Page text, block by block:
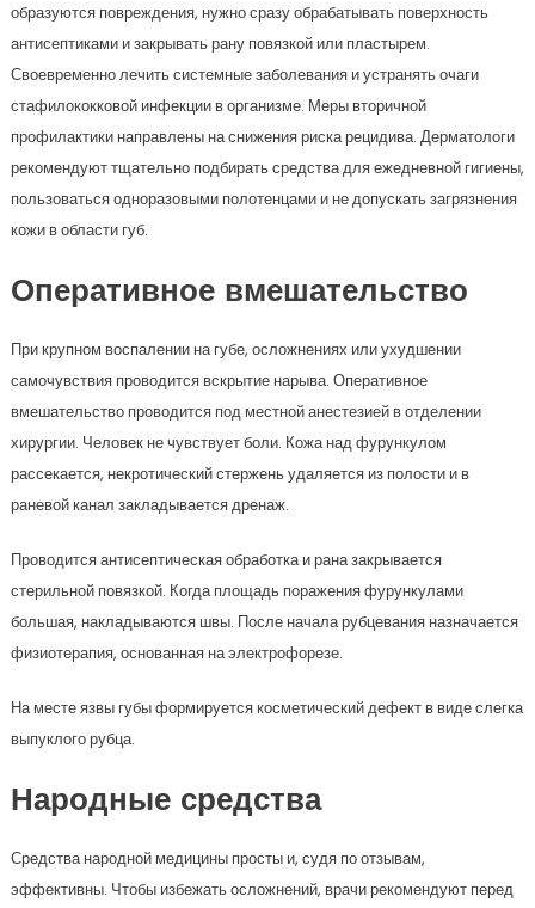
образуются повреждения, нужно сразу обрабатывать поверхность
антисептиками и закрывать рану повязкой или пластырем.
Своевременно лечить системные заболевания и устранять очаги
стафилококковой инфекции в организме. Меры вторичной
профилактики направлены на снижения риска рецидива. Дерматологи
рекомендуют тщательно подбирать средства для ежедневной гигиены,
пользоваться одноразовыми полотенцами и не допускать загрязнения
кожи в области губ.
Оперативное вмешательство
При крупном воспалении на губе, осложнениях или ухудшении
самочувствия проводится вскрытие нарыва. Оперативное
вмешательство проводится под местной анестезией в отделении
хирургии. Человек не чувствует боли. Кожа над фурункулом
рассекается, некротический стержень удаляется из полости и в
раневой канал закладывается дренаж.
Проводится антисептическая обработка и рана закрывается
стерильной повязкой. Когда площадь поражения фурункулами
большая, накладываются швы. После начала рубцевания назначается
физиотерапия, основанная на электрофорезе.
На месте язвы губы формируется косметический дефект в виде слегка
выпуклого рубца.
Народные средства
Средства народной медицины просты и, судя по отзывам,
эффективны. Чтобы избежать осложнений, врачи рекомендуют перед